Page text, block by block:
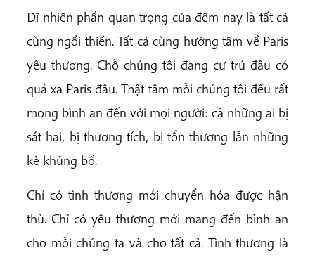
Dĩ nhiên phần quan trọng của đêm nay là tất cả
cùng ngồi thiền. Tất cả cùng hướng tâm về Paris
yêu thương. Chỗ chúng tôi đang cư trú đâu có
quá xa Paris đâu. Thật tâm mỗi chúng tôi đều rất
mong bình an đến với mọi người: cả những ai bị
sát hại, bị thương tích, bị tổn thương lẫn những
kẻ khủng bố.
Chỉ có tình thương mới chuyển hóa được hận
thù. Chỉ có yêu thương mới mang đến bình an
cho mỗi chúng ta và cho tất cả. Tình thương là